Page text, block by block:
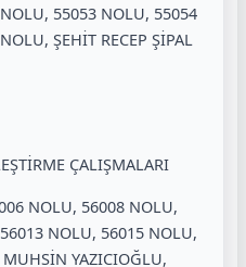
55053 NOLU, 55054
ŞEHİT RECEP ŞİPAL
ÇALIŞMALARI
NOLU, 56008 NOLU,
NOLU, 56015 NOLU,
YAZICIOĞLU,